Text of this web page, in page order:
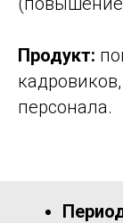
Продукт:
персонала.